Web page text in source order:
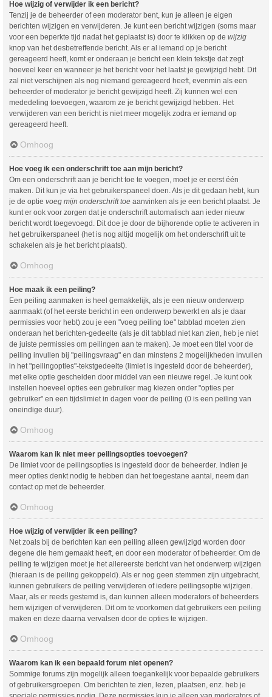
Hoe wijzig of verwijder ik een bericht?
Tenzij je de beheerder of een moderator bent, kun je alleen je eigen
berichten wijzigen en verwijderen. Je kunt een bericht wijzigen (soms maar
voor een beperkte tijd nadat het geplaatst is) door te klikken op de wijzig
knop van het desbetreffende bericht. Als er al iemand op je bericht
gereageerd heeft, komt er onderaan je bericht een klein tekstje dat zegt
hoeveel keer en wanneer je het bericht voor het laatst je gewijzigd hebt. Dit
zal niet verschijnen als nog niemand gereageerd heeft, evenmin als een
beheerder of moderator je bericht gewijzigd heeft. Zij kunnen wel een
mededeling toevoegen, waarom ze je bericht gewijzigd hebben. Het
verwijderen van een bericht is niet meer mogelijk zodra er iemand op
gereageerd heeft.
Omhoog
Hoe voeg ik een onderschrift toe aan mijn bericht?
Om een onderschrift aan je bericht toe te voegen, moet je er eerst één
maken. Dit kun je via het gebruikerspaneel doen. Als je dit gedaan hebt, kun
je de optie voeg mijn onderschrift toe aanvinken als je een bericht plaatst. Je
kunt er ook voor zorgen dat je onderschrift automatisch aan ieder nieuw
bericht wordt toegevoegd. Dit doe je door de bijhorende optie te activeren in
het gebruikerspaneel (het is nog altijd mogelijk om het onderschrift uit te
schakelen als je het bericht plaatst).
Omhoog
Hoe maak ik een peiling?
Een peiling aanmaken is heel gemakkelijk, als je een nieuw onderwerp
aanmaakt (of het eerste bericht in een onderwerp bewerkt en als je daar
permissies voor hebt) zou je een "voeg peiling toe" tabblad moeten zien
onderaan het berichten-gedeelte (als je dit tabblad niet kan zien, heb je niet
de juiste permissies om peilingen aan te maken). Je moet een titel voor de
peiling invullen bij "peilingsvraag" en dan minstens 2 mogelijkheden invullen
in het "peilingopties"-tekstgedeelte (limiet is ingesteld door de beheerder),
met elke optie gescheiden door middel van een nieuwe regel. Je kunt ook
instellen hoeveel opties een gebruiker mag kiezen onder "opties per
gebruiker" en een tijdslimiet in dagen voor de peiling (0 is een peiling van
oneindige duur).
Omhoog
Waarom kan ik niet meer peilingsopties toevoegen?
De limiet voor de peilingsopties is ingesteld door de beheerder. Indien je
meer opties denkt nodig te hebben dan het toegestane aantal, neem dan
contact op met de beheerder.
Omhoog
Hoe wijzig of verwijder ik een peiling?
Net zoals bij de berichten kan een peiling alleen gewijzigd worden door
degene die hem gemaakt heeft, en door een moderator of beheerder. Om de
peiling te wijzigen moet je het allereerste bericht van het onderwerp wijzigen
(hieraan is de peiling gekoppeld). Als er nog geen stemmen zijn uitgebracht,
kunnen gebruikers de peiling verwijderen of iedere peilingsoptie wijzigen.
Maar, als er reeds gestemd is, dan kunnen alleen moderators of beheerders
hem wijzigen of verwijderen. Dit om te voorkomen dat gebruikers een peiling
maken en deze daarna vervalsen door de opties te wijzigen.
Omhoog
Waarom kan ik een bepaald forum niet openen?
Sommige forums zijn mogelijk alleen toegankelijk voor bepaalde gebruikers
of gebruikersgroepen. Om berichten te zien, lezen, plaatsen, enz. heb je